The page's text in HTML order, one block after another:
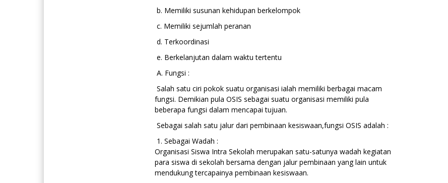
b. Memiliki susunan kehidupan berkelompok
c. Memiliki sejumlah peranan
d. Terkoordinasi
e. Berkelanjutan dalam waktu tertentu
A. Fungsi :
Salah satu ciri pokok suatu organisasi ialah memiliki berbagai macam
fungsi. Demikian pula OSIS sebagai suatu organisasi memiliki pula
beberapa fungsi dalam mencapai tujuan.
Sebagai salah satu jalur dari pembinaan kesiswaan,fungsi OSIS adalah :
1. Sebagai Wadah :
Organisasi Siswa Intra Sekolah merupakan satu-satunya wadah kegiatan
para siswa di sekolah bersama dengan jalur pembinaan yang lain untuk
mendukung tercapainya pembinaan kesiswaan.